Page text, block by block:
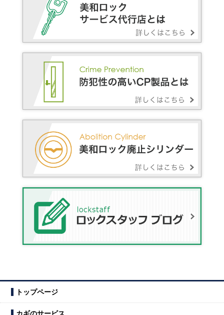
トップページ
カギのサービス